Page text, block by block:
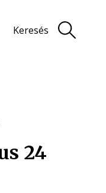
Keresés
24